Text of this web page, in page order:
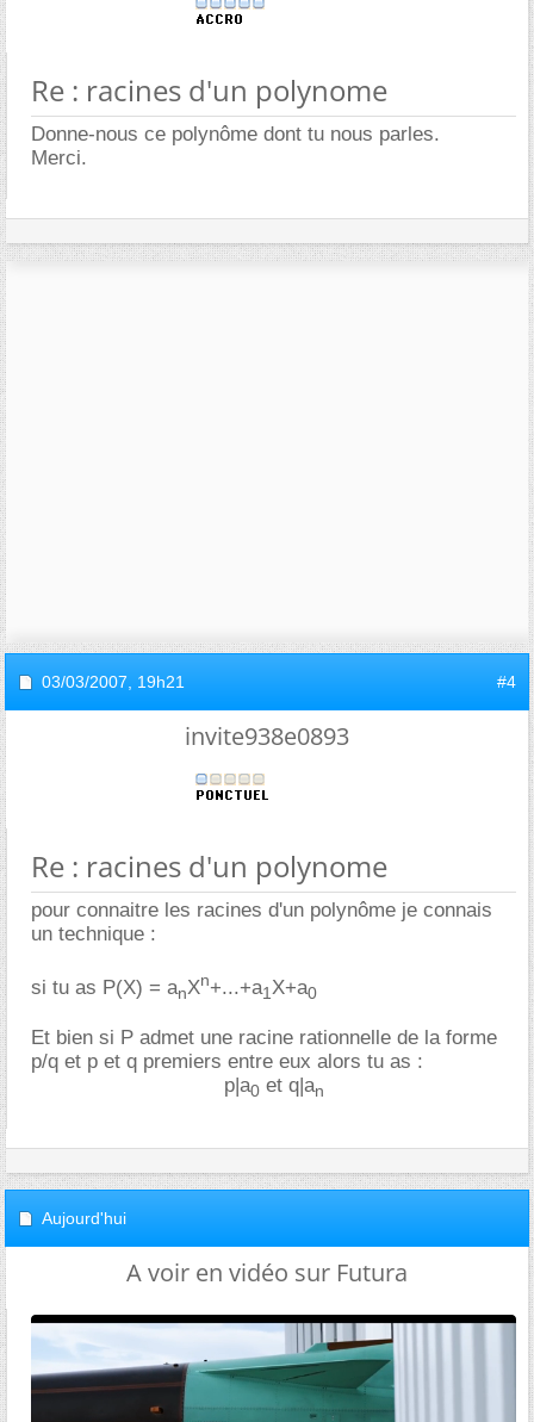
Re : racines d'un polynome
Donne-nous ce polynôme dont tu nous parles.
Merci.
03/03/2007, 19h21 #4
invite938e0893
Re : racines d'un polynome
pour connaitre les racines d'un polynôme je connais
un technique :
si tu as P(X) = anXn+...+a1 X+a0
Et bien si P admet une racine rationnelle de la forme
p/q et p et q premiers entre eux alors tu as :
p|a0et q|an
Aujourd'hui
A voir en vidéo sur Futura